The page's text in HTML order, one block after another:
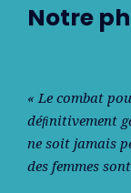
Notre
« Le combat
déﬁnitivement
ne soit jamais
des femmes